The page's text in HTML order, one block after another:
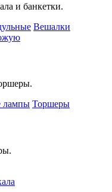
и банкетки.
Вешалки
лампы Торшеры